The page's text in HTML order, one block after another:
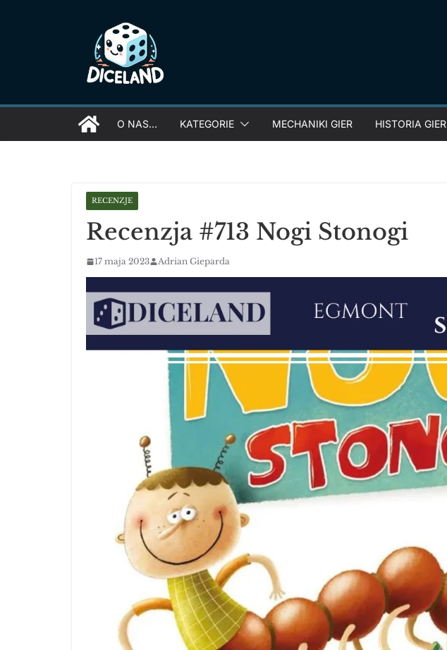
O NAS… KATEGORIE MECHANIKI GIER HISTORIA GIER
RECENZJE
Recenzja #713 Nogi Stonogi
17 maja 2023 Adrian Gieparda